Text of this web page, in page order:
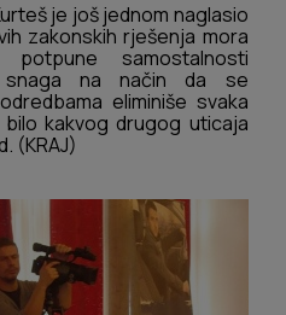
je još jednom naglasio
zakonskih rješenja mora
samostalnosti
snaga na način da se
eliminiše svaka
kakvog drugog uticaja
(KRAJ)